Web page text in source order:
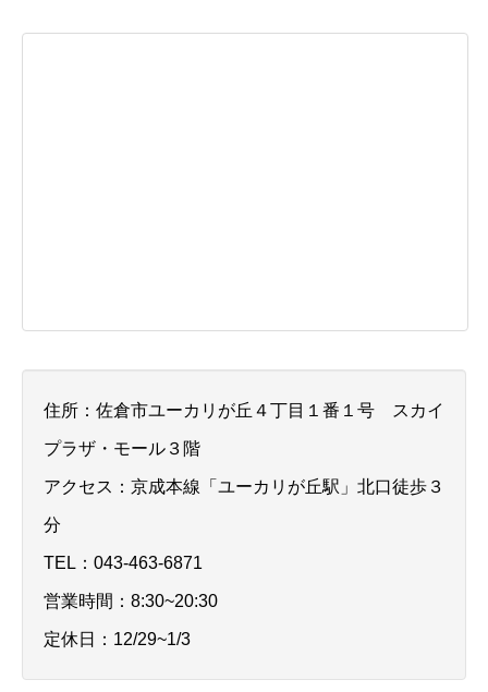
住所：佐倉市ユーカリが丘４丁目１番１号 スカイ
プラザ・モール３階
アクセス：京成本線「ユーカリが丘駅」北口徒歩３
分
TEL：043-463-6871
営業時間：8:30~20:30
定休日：12/29~1/3